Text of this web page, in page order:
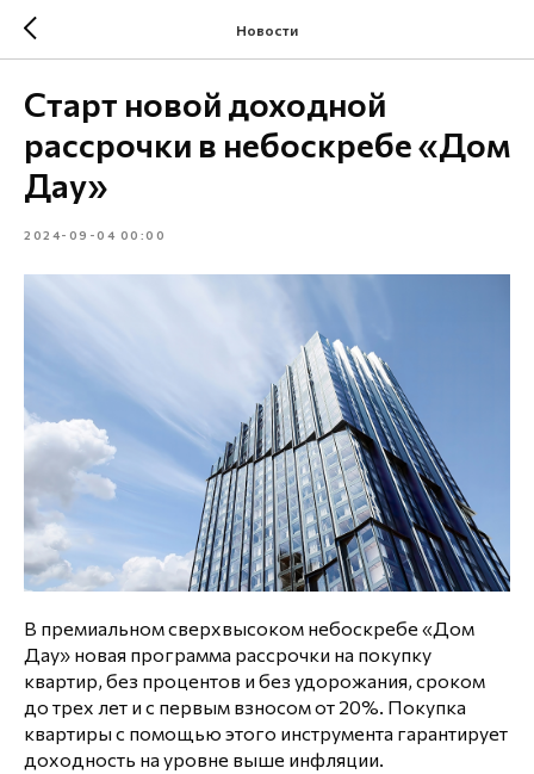
Новости
Старт новой доходной
рассрочки в небоскребе «Дом
Дау»
2024-09-04 00:00
В премиальном сверхвысоком небоскребе «Дом
Дау» новая программа рассрочки на покупку
квартир, без процентов и без удорожания, сроком
до трех лет и с первым взносом от 20%. Покупка
квартиры с помощью этого инструмента гарантирует
доходность на уровне выше инфляции.